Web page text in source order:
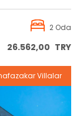
2 Oda
26.562,00 TRY
Villalar